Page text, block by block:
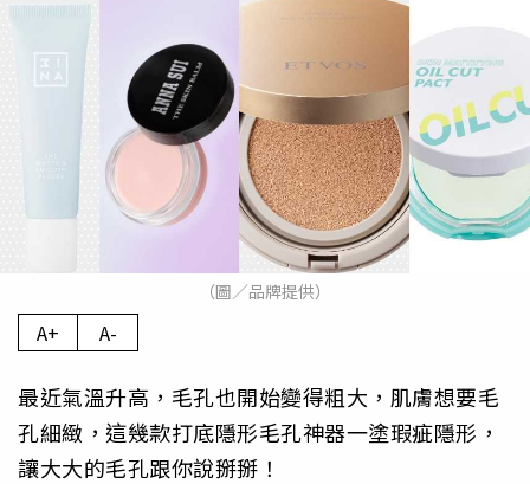
（圖／品牌提供）
A+ A-
最近氣溫升高，毛孔也開始變得粗大，肌膚想要毛
孔細緻，這幾款打底隱形毛孔神器一塗瑕疵隱形，
讓大大的毛孔跟你說掰掰！